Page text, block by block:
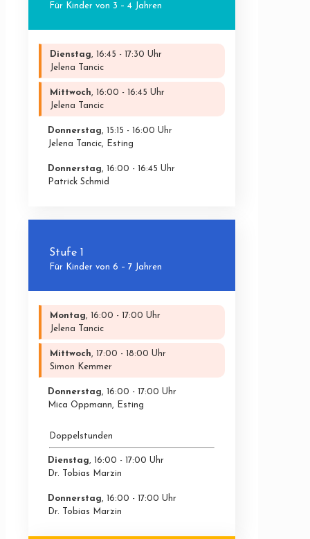
Für Kinder von 3 – 4 Jahren
Dienstag, 16:45 - 17:30 Uhr
Jelena Tancic
Mittwoch, 16:00 - 16:45 Uhr
Jelena Tancic
Donnerstag, 15:15 - 16:00 Uhr
Jelena Tancic, Esting
Donnerstag, 16:00 - 16:45 Uhr
Patrick Schmid
Stufe 1
Für Kinder von 6 – 7 Jahren
Montag , 16:00 - 17:00 Uhr
Jelena Tancic
Mittwoch , 17:00 - 18:00 Uhr
Simon Kemmer
Donnerstag , 16:00 - 17:00 Uhr
Mica Oppmann, Esting
Doppelstunden
Dienstag , 16:00 - 17:00 Uhr
Dr. Tobias Marzin
Donnerstag , 16:00 - 17:00 Uhr
Dr. Tobias Marzin